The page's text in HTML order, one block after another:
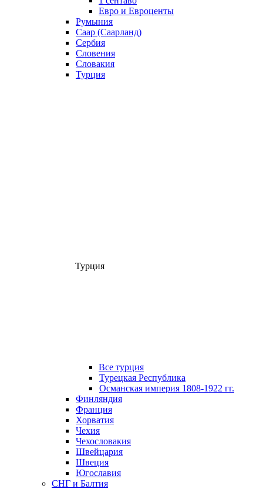
Евро и Евроценты
Румыния
Саар (Саарланд)
Сербия
Словения
Словакия
Турция
Турция
Все турция
Турецкая Республика
Османская империя 1808-1922 гг.
Финляндия
Франция
Хорватия
Чехия
Чехословакия
Швейцария
Швеция
Югославия
СНГ и Балтия